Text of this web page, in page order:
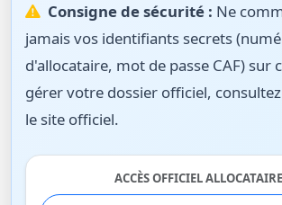
Consigne de sécurité : Ne
jamais vos identifiants secrets
d'allocataire, mot de passe CAF) sur
gérer votre dossier officiel,
le site officiel.
ACCÈS OFFICIEL